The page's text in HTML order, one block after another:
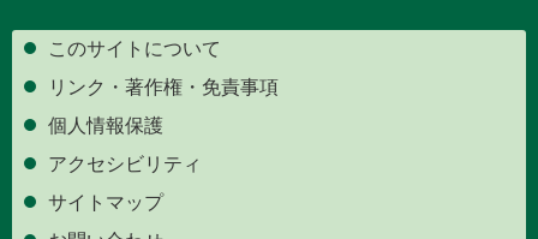
このサイトについて
リンク・著作権・免責事項
個人情報保護
アクセシビリティ
サイトマップ